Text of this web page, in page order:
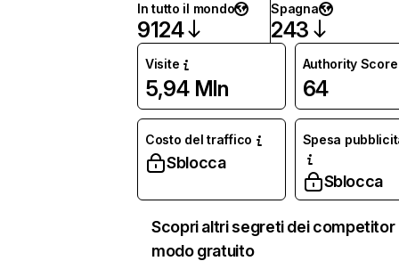
In tutto il mondo
9124
Spagna
243
Visite
5,94 Mln
Authority Score
64
Costo del traffico
Sblocca
Spesa
Sblocca
Scopri altri segreti dei competitor
modo gratuito